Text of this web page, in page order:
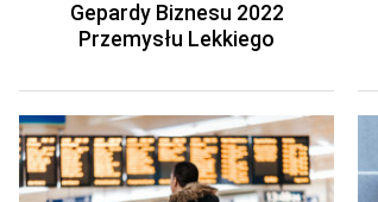
Gepardy Biznesu 2022
Przemysłu Lekkiego